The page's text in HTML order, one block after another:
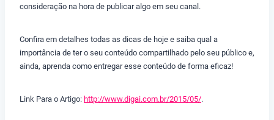
consideração na hora de publicar algo em seu canal.
Confira em detalhes todas as dicas de hoje e saiba qual a
importância de ter o seu conteúdo compartilhado pelo seu público e,
ainda, aprenda como entregar esse conteúdo de forma eficaz!
Link Para o Artigo: http://www.digai.com.br/2015/05/.